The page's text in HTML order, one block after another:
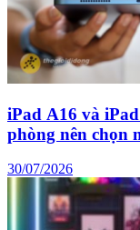
iPad A16 và
phòng nên chọn
30/07/2026